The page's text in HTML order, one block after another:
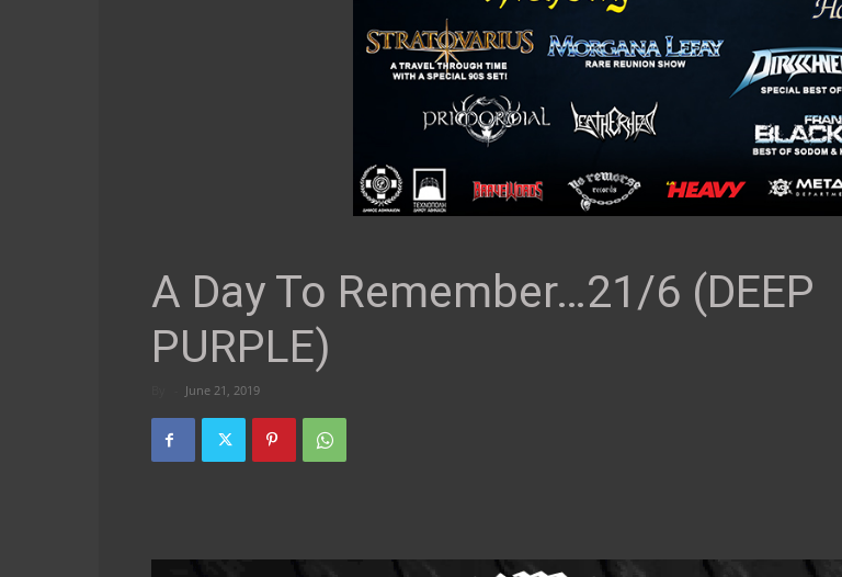
A Day To Remember…21/6 (DEEP
PURPLE)
June 21, 2019